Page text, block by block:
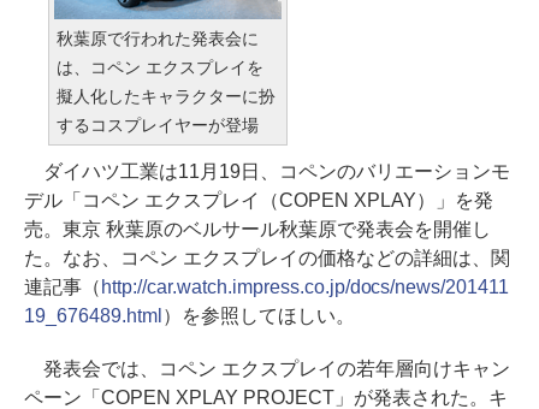
秋葉原で行われた発表会に
は、コペン エクスプレイを
擬人化したキャラクターに扮
するコスプレイヤーが登場
ダイハツ工業は11月19日、コペンのバリエーションモ
デル「コペン エクスプレイ（COPEN XPLAY）」を発
売。東京 秋葉原のベルサール秋葉原で発表会を開催し
た。なお、コペン エクスプレイの価格などの詳細は、関
連記事（ http://car.watch.impress.co.jp/docs/news/201411
19_676489.html ）を参照してほしい。
発表会では、コペン エクスプレイの若年層向けキャン
ペーン「COPEN XPLAY PROJECT」が発表された。キ